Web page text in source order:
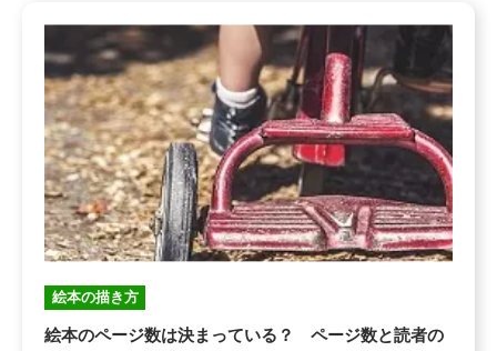
絵本の描き方
絵本のページ数は決まっている？ ページ数と読者の